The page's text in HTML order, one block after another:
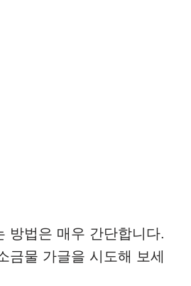
방법은 매우 간단합니다.
금물 가글을 시도해 보세